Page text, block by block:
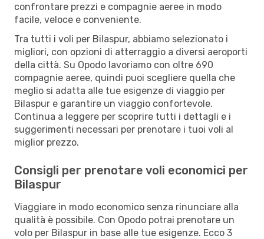
confrontare prezzi e compagnie aeree in modo
facile, veloce e conveniente.
Tra tutti i voli per Bilaspur, abbiamo selezionato i
migliori, con opzioni di atterraggio a diversi aeroporti
della città. Su Opodo lavoriamo con oltre 690
compagnie aeree, quindi puoi scegliere quella che
meglio si adatta alle tue esigenze di viaggio per
Bilaspur e garantire un viaggio confortevole.
Continua a leggere per scoprire tutti i dettagli e i
suggerimenti necessari per prenotare i tuoi voli al
miglior prezzo.
Consigli per prenotare voli economici per
Bilaspur
Viaggiare in modo economico senza rinunciare alla
qualità è possibile. Con Opodo potrai prenotare un
volo per Bilaspur in base alle tue esigenze. Ecco 3